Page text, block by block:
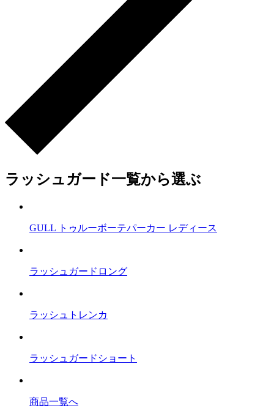
ラッシュガード一覧から選ぶ
GULL トゥルーボーテパーカー レディース
ラッシュガードロング
ラッシュトレンカ
ラッシュガードショート
商品一覧へ